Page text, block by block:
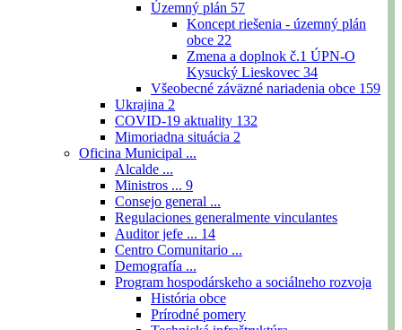
Územný plán 57
Koncept riešenia - územný plán
obce 22
Zmena a doplnok č.1 ÚPN-O
Kysucký Lieskovec 34
Všeobecné záväzné nariadenia obce 159
Ukrajina 2
COVID-19 aktuality 132
Mimoriadna situácia 2
Oficina Municipal ...
Alcalde ...
Ministros ... 9
Consejo general ...
Regulaciones generalmente vinculantes
Auditor jefe ... 14
Centro Comunitario ...
Demografía ...
Program hospodárskeho a sociálneho rozvoja
História obce
Prírodné pomery